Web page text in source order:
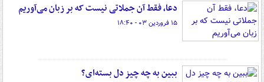
دعا، فقط آن جملاتی نیست که بر زبان می‌آوریم
۱۵ فروردین ۰۳ - ۱۸:۴۰
ببین به چه چیز دل بسته‌ای؟